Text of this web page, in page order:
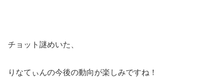
チョット謎めいた、
りなてぃんの今後の動向が楽しみですね！